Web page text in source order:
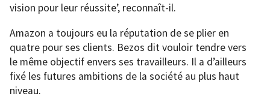
vision pour leur réussite’, reconnaît-il.
Amazon a toujours eu la réputation de se plier en
quatre pour ses clients. Bezos dit vouloir tendre vers
le même objectif envers ses travailleurs. Il a d’ailleurs
fixé les futures ambitions de la société au plus haut
niveau.